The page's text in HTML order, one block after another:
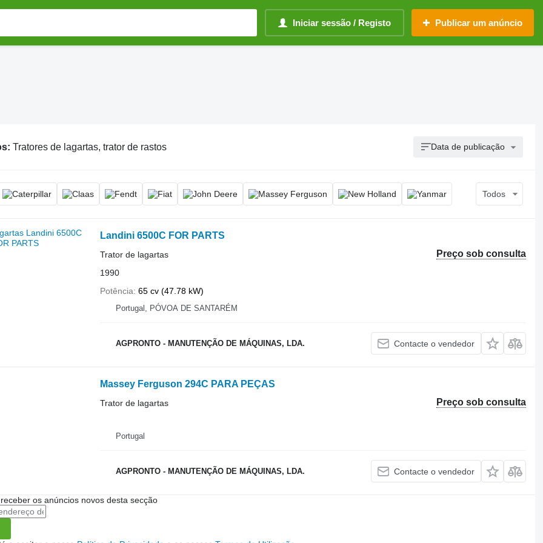
Iniciar sessão / Registo Publicar um anúncio
Tratores de lagartas, trator de rastos Data de publicação
Todos
Landini 6500C FOR PARTS
Preço sob consulta
Trator de lagartas
1990
Potência 65 cv (47.78 kW)
Portugal, PÓVOA DE SANTARÉM
AGPRONTO - MANUTENÇÃO DE MÁQUINAS, LDA. Contacte o vendedor
Massey Ferguson 294C PARA PEÇAS
Preço sob consulta
Trator de lagartas
Portugal
AGPRONTO - MANUTENÇÃO DE MÁQUINAS, LDA. Contacte o vendedor
os anúncios novos desta secção